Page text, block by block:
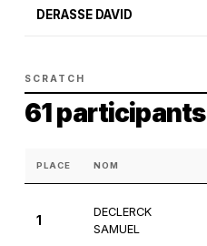
DERASSE DAVID
SCRATCH
61 participants
PLACE NOM
1
DECLERCK
SAMUEL